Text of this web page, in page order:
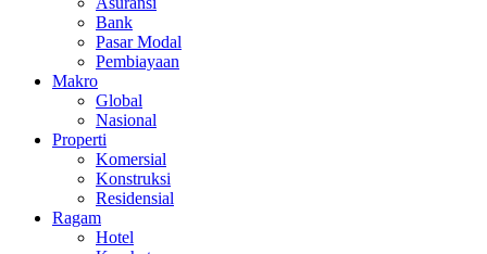
Bank
Pasar Modal
Pembiayaan
Makro
Global
Nasional
Properti
Komersial
Konstruksi
Residensial
Ragam
Hotel